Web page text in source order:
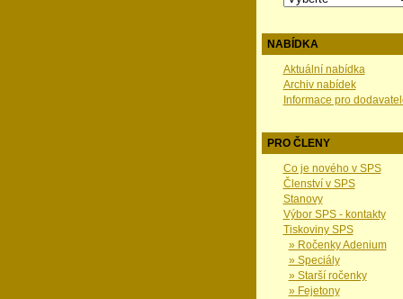
NABÍDKA
Aktuální nabídka
Archiv nabídek
Informace pro
PRO ČLENY
Co je nového v SPS
Členství v SPS
Stanovy
Výbor SPS - kontakty
Tiskoviny SPS
» Ročenky Adenium
» Speciály
» Starší ročenky
» Fejetony